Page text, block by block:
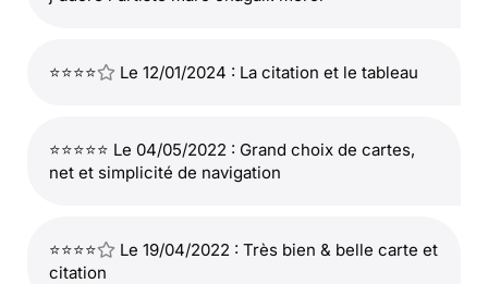
⭐⭐⭐⭐ Le 12/01/2024 : La citation et le tableau
⭐⭐⭐⭐⭐ Le 04/05/2022 : Grand choix de cartes,
net et simplicité de navigation
⭐⭐⭐⭐
Le 19/04/2022 : Très bien & belle carte et
citation